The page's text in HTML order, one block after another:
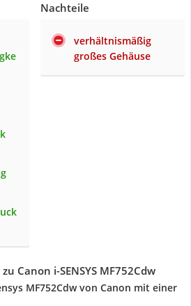
Nachteile
verhältnismäßig
großes Gehäuse
Canon i-SENSYS MF752Cdw
MF752Cdw von Canon mit einer